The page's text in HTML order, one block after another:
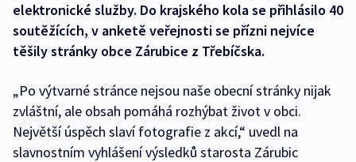
elektronické služby. Do krajského kola se přihlásilo 40
soutěžících, v anketě veřejnosti se přízni nejvíce
těšily stránky obce Zárubice z Třebíčska.
„Po výtvarné stránce nejsou naše obecní stránky nijak
zvláštní, ale obsah pomáhá rozhýbat život v obci.
Největší úspěch slaví fotografie z akcí,“ uvedl na
slavnostním vyhlášení výsledků starosta Zárubic